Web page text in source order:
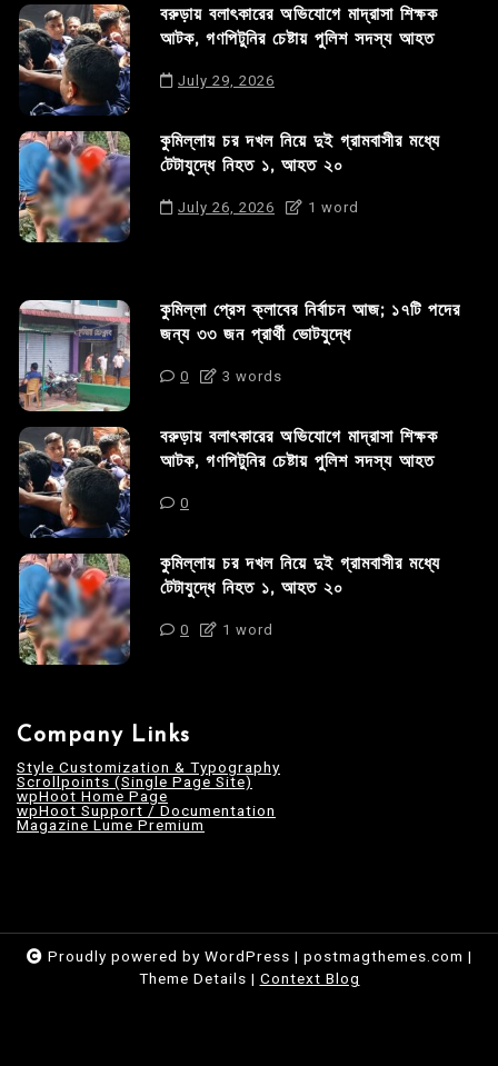
বরুড়ায় বলাৎকারের অভিযোগে মাদ্রাসা শিক্ষক
আটক, গণপিটুনির চেষ্টায় পুলিশ সদস্য আহত
July 29, 2026
কুমিল্লায় চর দখল নিয়ে দুই গ্রামবাসীর মধ্যে
টেটাযুদ্ধে নিহত ১, আহত ২০
July 26, 2026 1 word
কুমিল্লা প্রেস ক্লাবের নির্বাচন আজ; ১৭টি পদের
জন্য ৩৩ জন প্রার্থী ভোটযুদ্ধে
0 3 words
বরুড়ায় বলাৎকারের অভিযোগে মাদ্রাসা শিক্ষক
আটক, গণপিটুনির চেষ্টায় পুলিশ সদস্য আহত
0
কুমিল্লায় চর দখল নিয়ে দুই গ্রামবাসীর মধ্যে
টেটাযুদ্ধে নিহত ১, আহত ২০
0 1 word
Company Links
Style Customization & Typography
Scrollpoints (Single Page Site)
wpHoot Home Page
wpHoot Support / Documentation
Magazine Lume Premium
Proudly powered by WordPress | postmagthemes.com |
Theme Details | Context Blog